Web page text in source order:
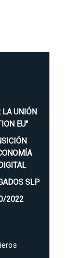
LA UNIÓN
EU"
SLP
2022